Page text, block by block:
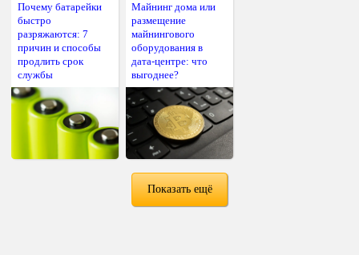
Почему батарейки
быстро
разряжаются: 7
причин и способы
продлить срок
службы
Майнинг дома или
размещение
майнингового
оборудования в
дата-центре: что
выгоднее?
Показать ещё